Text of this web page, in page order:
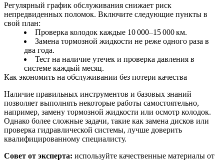
Регулярный график обслуживания снижает риск
непредвиденных поломок. Включите следующие пункты в
свой план:
Проверка колодок каждые 10 000–15 000 км.
Замена тормозной жидкости не реже одного раза в
два года.
Тест на наличие утечек и проверка давления в
системе каждый месяц.
Как экономить на обслуживании без потери качества
Наличие правильных инструментов и базовых знаний
позволяет выполнять некоторые работы самостоятельно,
например, замену тормозной жидкости или осмотр колодок.
Однако более сложные задачи, такие как замена дисков или
проверка гидравлической системы, лучше доверить
квалифицированному специалисту.
Совет от эксперта: используйте качественные материалы от